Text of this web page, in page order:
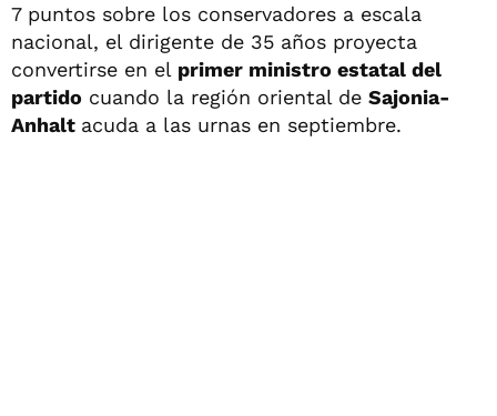
7 puntos sobre los conservadores a escala
nacional, el dirigente de 35 años proyecta
convertirse en el primer ministro estatal del
partido cuando la región oriental de Sajonia-
Anhalt acuda a las urnas en septiembre.